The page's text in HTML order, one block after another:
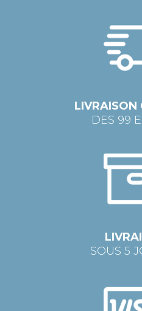
LIVRAISON
DES 99
SOUS 5